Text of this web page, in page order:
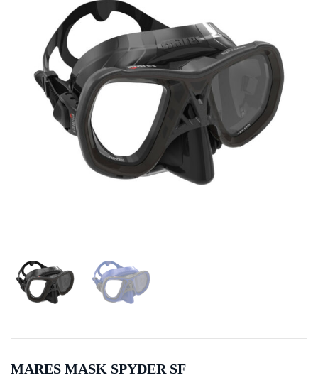
MARES MASK SPYDER SF